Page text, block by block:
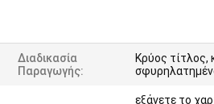
Διαδικασία
Παραγωγής:
Κρύος τίτλος,
εξάγετε το